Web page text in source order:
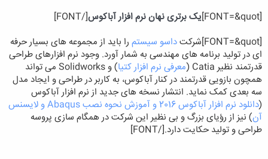
[FONT=&quot]
یک برتری نهان نرم افزار آباکوس[/FONT]
[FONT=&quot]
شرکتداسو سیستم را باید از مجموعه های بسیار حرفه
ای در تولید برنامه های مهندسی به شمار آورد. وجود نرم افزارهای طراحی
قدرتمند نظیر Catia (
معرفی نرم افزار کتیا
) و Solidworks می تواند
همچون بازویی قدرتمند در کنار آباکوس، به کاربر در طراحی و ایجاد مدل
سه بعدی کمک نماید. انتشار نسخه های جدید از نرم افزار آباکوس
(
دانلود نرم افزار آباکوس 2016 و آموزش نحوه نصب Abaqus و لایسنس
آن) نیز از رؤیای بزرگ و بی نظیر این شرکت در همگام سازی پروسه
طراحی و تولید حکایت دارد.[/FONT]